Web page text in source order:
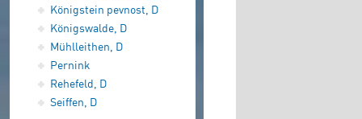
Königstein pevnost, D
Königswalde, D
Mühlleithen, D
Pernink
Rehefeld, D
Seiffen, D